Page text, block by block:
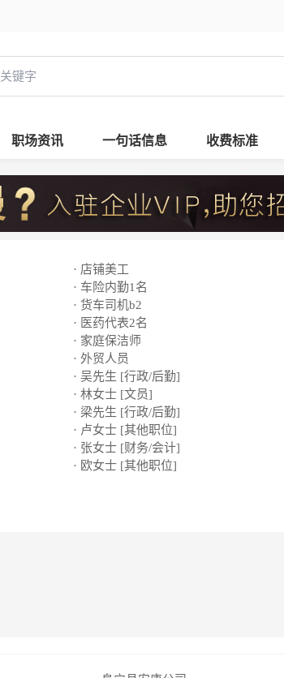
职场资讯 一句话信息 收费标准
· 店铺美工
· 车险内勤1名
· 货车司机b2
· 医药代表2名
· 家庭保洁师
· 外贸人员
· 吴先生 [行政/后勤]
· 林女士 [文员]
· 梁先生 [行政/后勤]
· 卢女士 [其他职位]
· 张女士 [财务/会计]
· 欧女士 [其他职位]